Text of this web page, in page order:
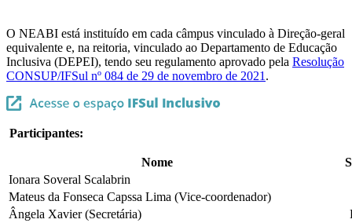
O NEABI está instituído em cada câmpus vinculado à Direção-geral
equivalente e, na reitoria, vinculado ao Departamento de Educação
Inclusiva (DEPEI), tendo seu regulamento aprovado pela Resolução
CONSUP/IFSul nº 084 de 29 de novembro de 2021 .
Participantes:
Nome
Ionara Soveral Scalabrin
Mateus da Fonseca Capssa Lima (Vice-coordenador)
Ângela Xavier (Secretária)